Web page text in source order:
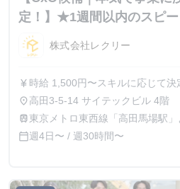
定！】★1週間以内のスピ
株式会社レクリー
currency_yen 時給 1,500円〜スキルに応じて
度相談可能、成果が時給に直結
対して年収1000万円オファーを
place 高田3-5-14 サイテックビル 4階
train東京メトロ東西線「高田馬場駅
「高田馬場駅」より徒歩9分
calendar_today週4日〜 / 週30時間〜